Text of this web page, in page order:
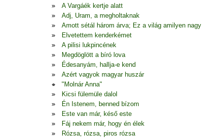
A Vargáék kertje alatt
Adj, Uram, a megholtaknak
Amott sétál három árva; Ez a világ amilyen nagy
Elvetettem kenderkémet
A pilisi lukpincének
Megdöglött a bíró lova
Édesanyám, hallja-e kend
Azért vagyok magyar huszár
"Molnár Anna"
Kicsi fülemüle dalol
Én Istenem, benned bízom
Este van már, késő este
Fáj nekem már, hogy én élek
Rózsa, rózsa, piros rózsa